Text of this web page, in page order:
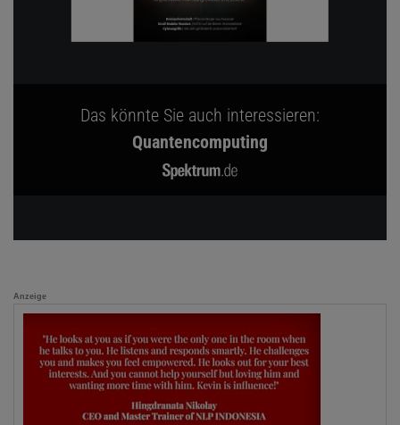
Das könnte Sie auch interessieren:
Quantencomputing
Anzeige